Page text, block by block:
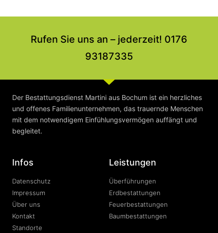
Rufen Sie uns an – jederzeit! 0176
93187335
Der Bestattungsdienst Martini aus Bochum ist ein herzliches
und offenes Familienunternehmen, das trauernde Menschen
mit dem notwendigem Einfühlungsvermögen auffängt und
begleitet.
Infos
Datenschutz
Impressum
Über uns
Kontakt
Standorte
Leistungen
Überführungen
Erdbestattungen
Feuerbestattungen
Baumbestattungen